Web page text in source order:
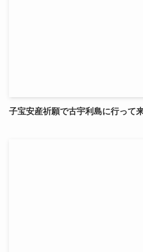
子宝安産祈願で古宇利島に行って